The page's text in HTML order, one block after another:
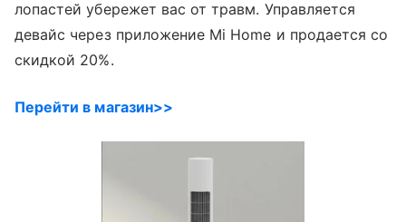
лопастей убережет вас от травм. Управляется
девайс через приложение Mi Home и продается со
скидкой 20%.
Перейти в магазин>>